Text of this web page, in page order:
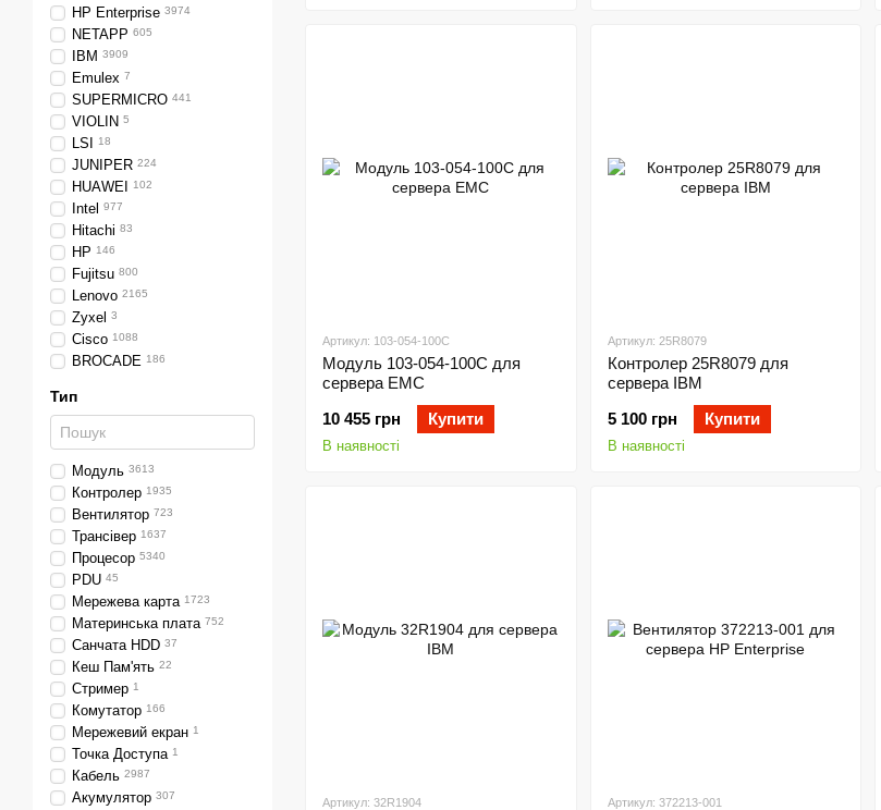
Артикул: 103-054-100C
Модуль 103-054-100C для
сервера EMC
10 455 грн
Купити
В наявності
Артикул: 25R8079
Контролер 25R8079 для
сервера IBM
5 100 грн
Купити
В наявності
Артикул: 32R1904 Артикул: 372213-001
HP Enterprise 3974
NETAPP 605
IBM 3909
Emulex 7
SUPERMICRO 441
VIOLIN 5
LSI 18
JUNIPER 224
HUAWEI 102
Intel 977
Hitachi 83
HP 146
Fujitsu 800
Lenovo 2165
Zyxel 3
Cisco 1088
BROCADE 186
Тип
Модуль 3613
Контролер 1935
Вентилятор 723
Трансівер 1637
Процесор 5340
PDU 45
Мережева карта 1723
Материнська плата 752
Санчата HDD 37
Кеш Пам'ять 22
Стример 1
Комутатор 166
Мережевий екран 1
Точка Доступа 1
Кабель 2987
Акумулятор 307